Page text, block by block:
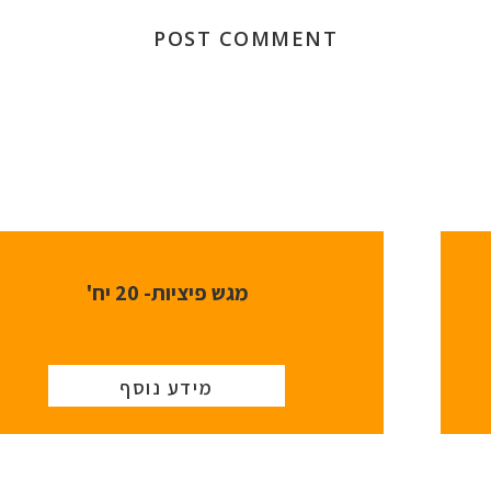
מגש פיציות- 20 יח'
מידע נוסף